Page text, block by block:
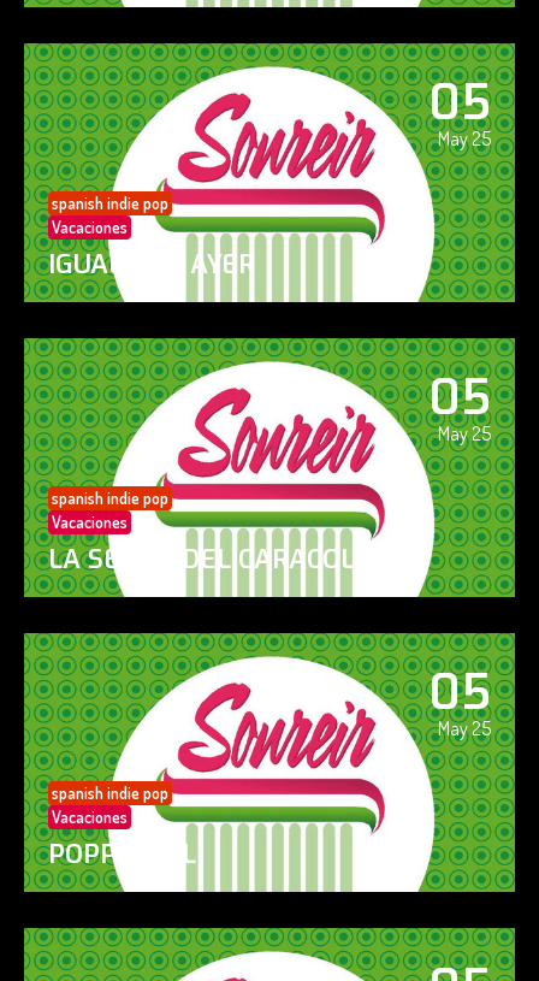
05
May 25
spanish indie pop
Vacaciones
IGUAL QUE AYER
05
May 25
spanish indie pop
Vacaciones
LA SENDA DEL CARACOL
05
May 25
spanish indie pop
Vacaciones
POPPY GIRL